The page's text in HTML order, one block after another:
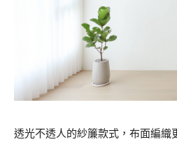
透光不透人的紗簾款式，布面編織